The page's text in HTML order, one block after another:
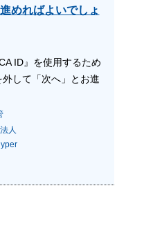
めればよいでしょ
ID』を使用するため
して「次へ」とお進
人